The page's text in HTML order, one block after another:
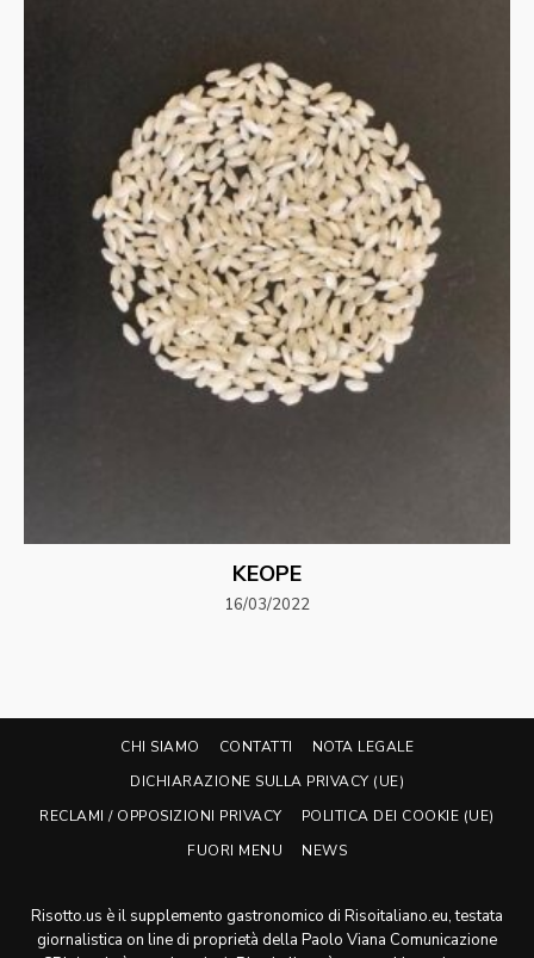
KEOPE
16/03/2022
CHI SIAMO CONTATTI
NOTA LEGALE
DICHIARAZIONE SULLA PRIVACY (UE)
RECLAMI / OPPOSIZIONI PRIVACY
POLITICA DEI COOKIE (UE)
FUORI MENU
NEWS
Risotto.us è il supplemento gastronomico di Risoitaliano.eu, testata
giornalistica on line di proprietà della Paolo Viana Comunicazione